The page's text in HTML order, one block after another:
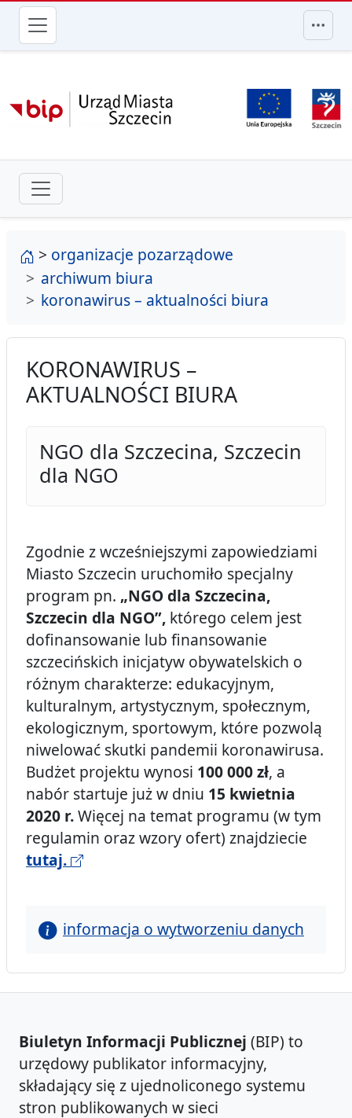
przejdź do głównego menu
strona główna
> organizacje pozarządowe
archiwum biura
koronawirus – aktualności biura
KORONAWIRUS –
AKTUALNOŚCI BIURA
NGO dla Szczecina, Szczecin
dla NGO
Zgodnie z wcześniejszymi zapowiedziami
Miasto Szczecin uruchomiło specjalny
program pn. „NGO dla Szczecina,
Szczecin dla NGO”, którego celem jest
dofinansowanie lub finansowanie
szczecińskich inicjatyw obywatelskich o
różnym charakterze: edukacyjnym,
kulturalnym, artystycznym, społecznym,
ekologicznym, sportowym, które pozwolą
niwelować skutki pandemii koronawirusa.
Budżet projektu wynosi 100 000 zł, a
nabór startuje już w dniu 15 kwietnia
2020 r.Więcej na temat programu (w tym
regulamin oraz wzory ofert) znajdziecie
tutaj.
informacja o wytworzeniu danych
Biuletyn Informacji Publicznej (BIP) to
urzędowy publikator informacyjny,
składający się z ujednoliconego systemu
stron publikowanych w sieci